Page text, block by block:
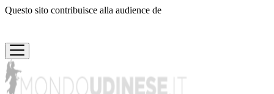
Questo sito contribuisce alla audience de